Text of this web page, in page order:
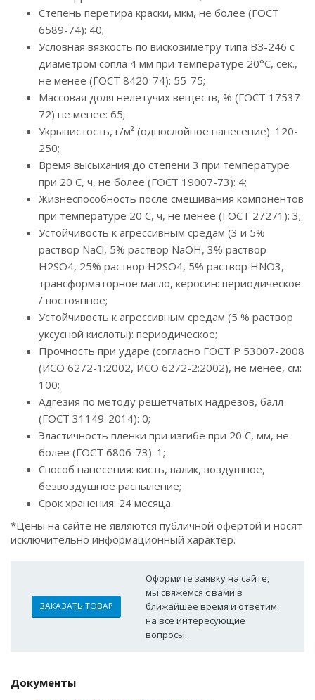
Степень перетира краски, мкм, не более (ГОСТ
6589-74): 40;
Условная вязкость по вискозиметру типа ВЗ-246 с
диаметром сопла 4 мм при температуре 20°С, сек.,
не менее (ГОСТ 8420-74): 55-75;
Массовая доля нелетучих веществ, % (ГОСТ 17537-
72) не менее: 65;
Укрывистость, г/м² (однослойное нанесение): 120-
250;
Время высыхания до степени 3 при температуре
при 20 С, ч, не более (ГОСТ 19007-73): 4;
Жизнеспособность после смешивания компонентов
при температуре 20 С, ч, не менее (ГОСТ 27271): 3;
Устойчивость к агрессивным средам (3 и 5%
раствор NaCl, 5% раствор NaOH, 3% раствор
H2SO4, 25% раствор H2SO4, 5% раствор HNO3,
трансформаторное масло, керосин: периодическое
/ постоянное;
Устойчивость к агрессивным средам (5 % раствор
уксусной кислоты): периодическое;
Прочность при ударе (согласно ГОСТ Р 53007-2008
(ИСО 6272-1:2002, ИСО 6272-2:2002), не менее, см:
100;
Адгезия по методу решетчатых надрезов, балл
(ГОСТ 31149-2014): 0;
Эластичность пленки при изгибе при 20 С, мм, не
более (ГОСТ 6806-73): 1;
Способ нанесения: кисть, валик, воздушное,
безвоздушное распыление;
Срок хранения: 24 месяца.
*Цены на сайте не являются публичной офертой и носят
исключительно информационный характер.
ЗАКАЗАТЬ ТОВАР
Оформите заявку на сайте,
мы свяжемся с вами в
ближайшее время и ответим
на все интересующие
вопросы.
Документы